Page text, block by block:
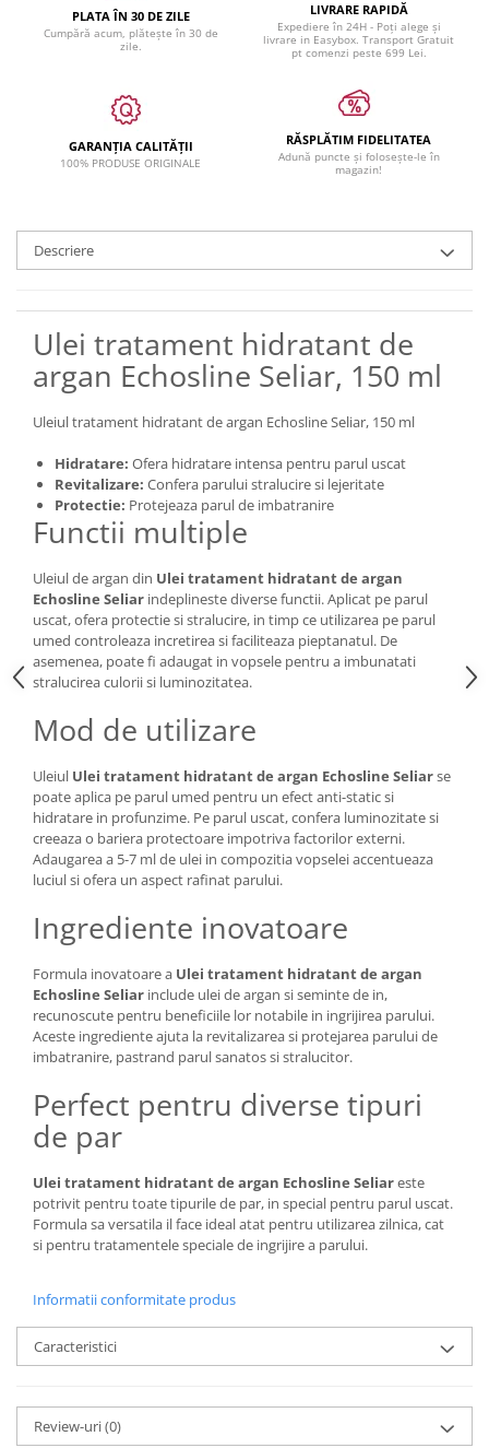
PLATA ÎN 30 DE ZILE
Cumpără acum, plătește în 30 de
zile.
LIVRARE RAPIDĂ
Expediere în 24H - Poți alege și
livrare in Easybox. Transport Gratuit
pt comenzi peste 699 Lei.
GARANȚIA CALITĂȚII
100% PRODUSE ORIGINALE
RĂSPLĂTIM FIDELITATEA
Adună puncte și folosește-le în
magazin!
Descriere
Ulei tratament hidratant de
argan Echosline Seliar, 150 ml
Uleiul tratament hidratant de argan Echosline Seliar, 150 ml
Hidratare: Ofera hidratare intensa pentru parul uscat
Revitalizare: Confera parului stralucire si lejeritate
Protectie: Protejeaza parul de imbatranire
Functii multiple
Uleiul de argan din Ulei tratament hidratant de argan
Echosline Seliar indeplineste diverse functii. Aplicat pe parul
uscat, ofera protectie si stralucire, in timp ce utilizarea pe parul
umed controleaza incretirea si faciliteaza pieptanatul. De
asemenea, poate fi adaugat in vopsele pentru a imbunatati
stralucirea culorii si luminozitatea.
Mod de utilizare
Uleiul Ulei tratament hidratant de argan Echosline Seliarse
poate aplica pe parul umed pentru un efect anti-static si
hidratare in profunzime. Pe parul uscat, confera luminozitate si
creeaza o bariera protectoare impotriva factorilor externi.
Adaugarea a 5-7 ml de ulei in compozitia vopselei accentueaza
luciul si ofera un aspect rafinat parului.
Ingrediente inovatoare
Formula inovatoare a Ulei tratament hidratant de argan
Echosline Seliar include ulei de argan si seminte de in,
recunoscute pentru beneficiile lor notabile in ingrijirea parului.
Aceste ingrediente ajuta la revitalizarea si protejarea parului de
imbatranire, pastrand parul sanatos si stralucitor.
Perfect pentru diverse tipuri
de par
Ulei tratament hidratant de argan Echosline Seliareste
potrivit pentru toate tipurile de par, in special pentru parul uscat.
Formula sa versatila il face ideal atat pentru utilizarea zilnica, cat
si pentru tratamentele speciale de ingrijire a parului.
Informatii conformitate produs
Caracteristici
Review-uri(0)